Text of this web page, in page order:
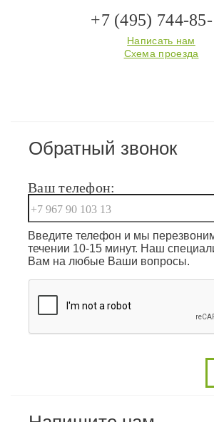
+7 (495) 744-85-
Написать нам
Схема проезда
Обратный звонок
Ваш телефон:
Введите телефон и мы
течении 10-15 минут. Наш
Вам на любые Ваши вопросы.